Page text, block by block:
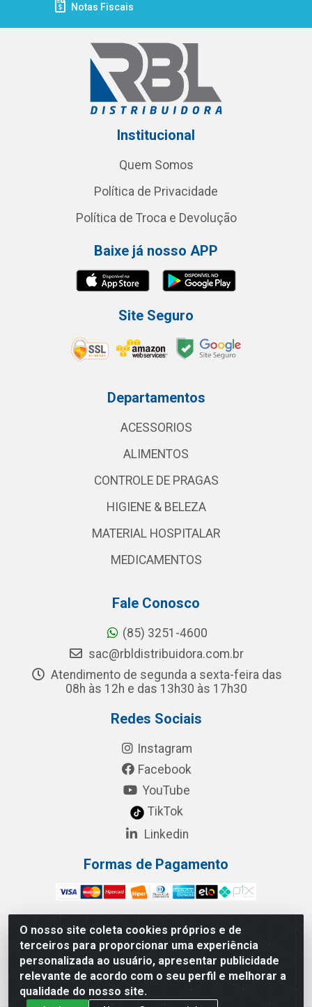
O nosso site coleta cookies próprios e de
terceiros para proporcionar uma experiência
personalizada ao usuário, apresentar publicidade
relevante de acordo com o seu perfil e melhorar a
qualidade do nosso site.
Notas Fiscais
Institucional
Quem Somos
Política de Privacidade
Política de Troca e Devolução
Baixe já nosso APP
Site Seguro
Departamentos
ACESSORIOS
ALIMENTOS
CONTROLE DE PRAGAS
HIGIENE & BELEZA
MATERIAL HOSPITALAR
MEDICAMENTOS
Fale Conosco
(85) 3251-4600
sac@rbldistribuidora.com.br
Atendimento de segunda a sexta-feira das
08h às 12h e das 13h30 às 17h30
Redes Sociais
Instagram
Facebook
YouTube
TikTok
Linkedin
Formas de Pagamento
RBL Distribuidora Distribuidora Gomes LTDA - Rua
Maximiano Barreto, 940 - Barroso, Fortaleza/CE - CEP:
60863-260 - CNPJ 05.461.276/0001-90